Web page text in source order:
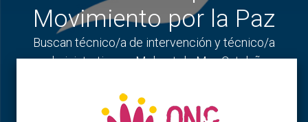
Movimiento por la Paz
Buscan técnico/a de intervención y técnico/a
administrativo en Malgrat de Mar, Cataluña